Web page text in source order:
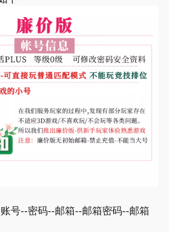
号--密码--邮箱--邮箱密码--邮箱